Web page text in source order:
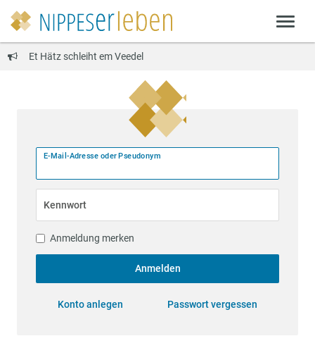
Et Hätz schleiht em Veedel
E-Mail-Adresse oder Pseudonym
Kennwort
Anmeldung merken
Anmelden
Konto anlegen Passwort vergessen